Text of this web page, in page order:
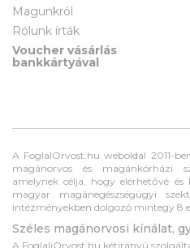
Magunkról
Rólunk írták
Voucher vásárlás
bankkártyával
A FoglalOrvost.hu weboldal 2011-
magánorvos és magánkórházi
amelynek célja, hogy elérhetővé
magyar magánegészségügyi
intézményekben dolgozó mintegy 8
Széles magánorvosi kínálat,
A FoglaljOrvost.hu kétirányú